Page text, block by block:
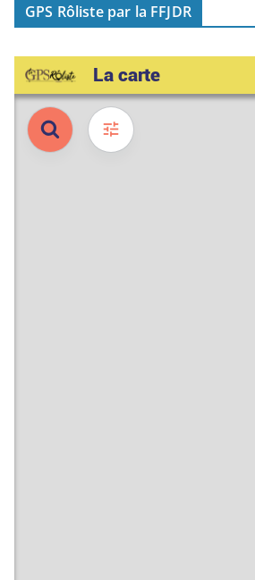
GPS Rôliste par la FFJDR